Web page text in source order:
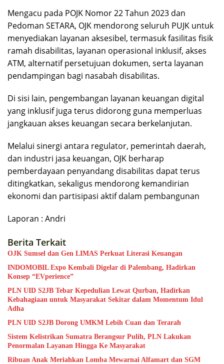
Mengacu pada POJK Nomor 22 Tahun 2023 dan
Pedoman SETARA, OJK mendorong seluruh PUJK untuk
menyediakan layanan aksesibel, termasuk fasilitas fisik
ramah disabilitas, layanan operasional inklusif, akses
ATM, alternatif persetujuan dokumen, serta layanan
pendampingan bagi nasabah disabilitas.
Di sisi lain, pengembangan layanan keuangan digital
yang inklusif juga terus didorong guna memperluas
jangkauan akses keuangan secara berkelanjutan.
Melalui sinergi antara regulator, pemerintah daerah,
dan industri jasa keuangan, OJK berharap
pemberdayaan penyandang disabilitas dapat terus
ditingkatkan, sekaligus mendorong kemandirian
ekonomi dan partisipasi aktif dalam pembangunan
Laporan : Andri
Berita Terkait
OJK Sumsel dan Gen LIMAS Perkuat Literasi Keuangan
INDOMOBIL Expo Kembali Digelar di Palembang, Hadirkan
Konsep “EVperience”
PLN UID S2JB Tebar Kepedulian Lewat Qurban, Hadirkan
Kebahagiaan untuk Masyarakat Sekitar dalam Momentum Idul
Adha
PLN UID S2JB Dorong UMKM Lebih Cuan dan Terarah
Sistem Kelistrikan Sumatra Berangsur Pulih, PLN Lakukan
Penormalan Layanan Hingga Ke Masyarakat
Ribuan Anak Meriahkan Lomba Mewarnai Alfamart dan SGM